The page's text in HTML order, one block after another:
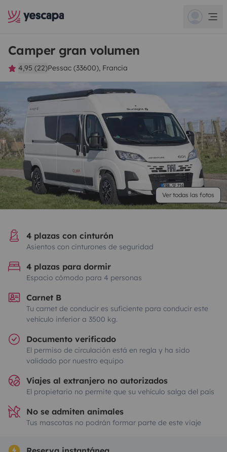
Camper gran volumen
4,95 (22)Pessac (33600), Francia
Ver todas las fotos
4 plazas con cinturón
Asientos con cinturones de seguridad
4 plazas para dormir
Espacio cómodo para 4 personas
Carnet B
Tu carnet de conducir es suficiente para conducir este
vehículo inferior a 3500 kg.
Documento verificado
El permiso de circulación está en regla y ha sido
validado por nuestro equipo
Viajes al extranjero no autorizados
El propietario no permite que su vehículo salga del país
No se admiten animales
Tus mascotas no podrán formar parte de este viaje